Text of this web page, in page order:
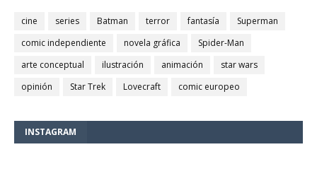
cine series Batman terror fantasía
Superman
comic independiente
novela gráfica
Spider-Man
arte conceptual
ilustración animación
star wars
opinión
Star Trek Lovecraft comic europeo
INSTAGRAM